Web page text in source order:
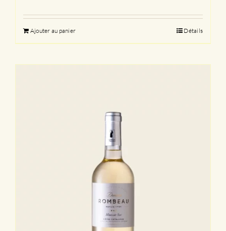
Ajouter au panier Détails